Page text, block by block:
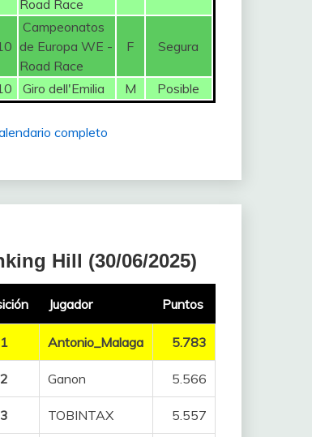
Road Race
Campeonatos
de Europa WE -
Road Race
F Segura
Giro dell'Emilia M Posible
completo
Hill (30/06/2025)
Jugador Puntos
1 Antonio_Malaga 5.783
2 Ganon 5.566
3 TOBINTAX 5.557